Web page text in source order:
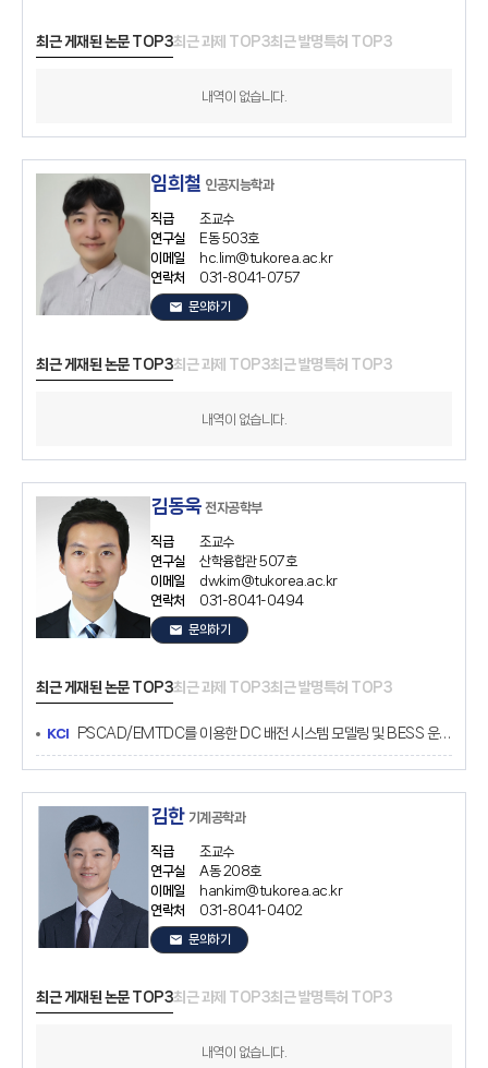
최근 게재된 논문 TOP3최근 과제 TOP3최근 발명특허 TOP3
내역이 없습니다.
임희철 인공지능학과
직급
조교수
연구실
E동 503호
이메일
hc.lim@tukorea.ac.kr
연락처
031-8041-0757
email 문의하기
최근 게재된 논문 TOP3최근 과제 TOP3최근 발명특허 TOP3
내역이 없습니다.
김동욱 전자공학부
직급
조교수
연구실
산학융합관 507호
이메일
dwkim@tukorea.ac.kr
연락처
031-8041-0494
email 문의하기
최근 게재된 논문 TOP3최근 과제 TOP3최근 발명특허 TOP3
KCI PSCAD/EMTDC를 이용한 DC 배전 시스템 모델링 및 BESS 운전 전략 연구
김한 기계공학과
직급
조교수
연구실
A동 208호
이메일
hankim@tukorea.ac.kr
연락처
031-8041-0402
email 문의하기
최근 게재된 논문 TOP3최근 과제 TOP3최근 발명특허 TOP3
내역이 없습니다.